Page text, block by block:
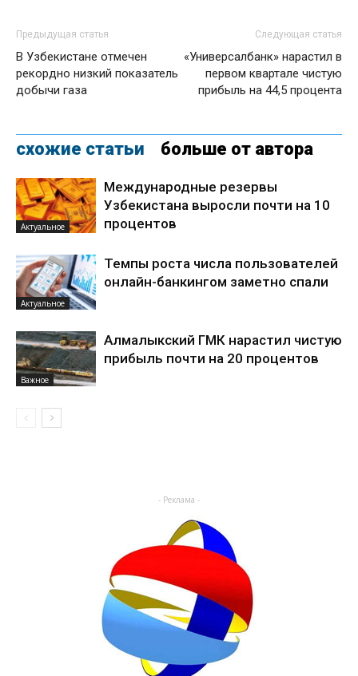
Предыдущая статья
В Узбекистане отмечен
рекордно низкий показатель
добычи газа
Следующая статья
«Универсалбанк» нарастил в
первом квартале чистую
прибыль на 44,5 процента
схожие статьи больше от автора
Актуальное
Международные резервы
Узбекистана выросли почти на 10
процентов
Актуальное
Темпы роста числа пользователей
онлайн-банкингом заметно спали
Важное
Алмалыкский ГМК нарастил чистую
прибыль почти на 20 процентов
- Реклама -